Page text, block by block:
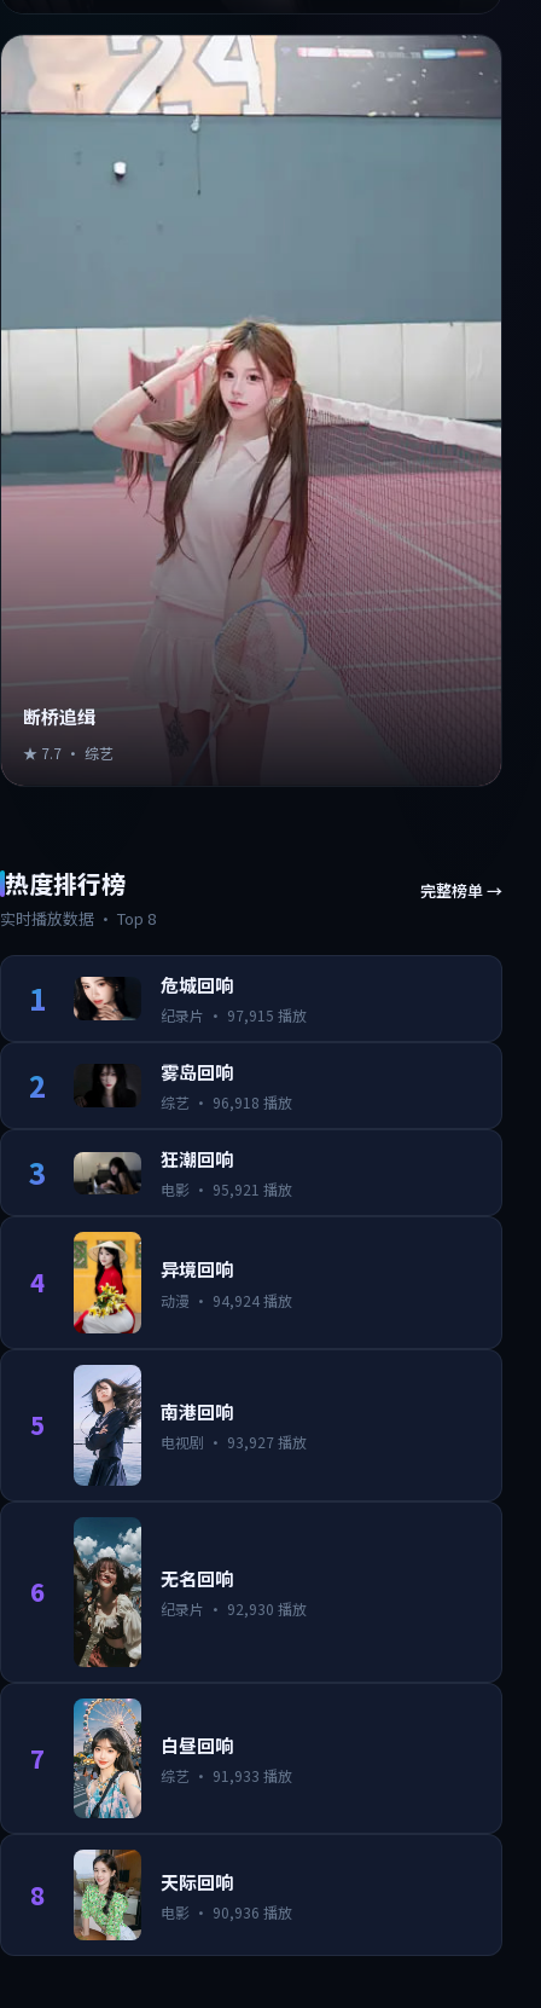
断桥追缉
★ 7.7 ·综艺
热度排行榜
实时播放数据 · Top 8
完整榜单 →
1 危城回响
纪录片 · 97,915 播放
2 雾岛回响
综艺 · 96,918 播放
3 狂潮回响
电影 · 95,921 播放
4 异境回响
动漫 · 94,924播放
5 南港回响
电视剧 · 93,927播放
6 无名回响
纪录片 · 92,930 播放
7 白昼回响
综艺 · 91,933 播放
8 天际回响
电影 · 90,936 播放